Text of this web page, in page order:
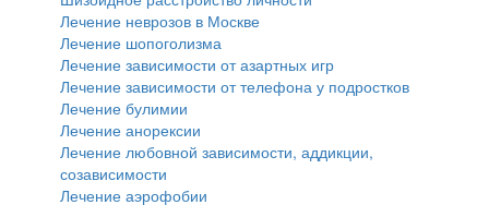
Лечение неврозов в Москве
Лечение шопоголизма
Лечение зависимости от азартных игр
Лечение зависимости от телефона у подростков
Лечение булимии
Лечение анорексии
Лечение любовной зависимости, аддикции,
созависимости
Лечение аэрофобии